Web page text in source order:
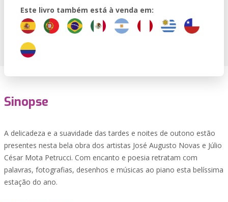
Este livro também está à venda em:
Sinopse
A delicadeza e a suavidade das tardes e noites de outono estão
presentes nesta bela obra dos artistas José Augusto Novas e Júlio
César Mota Petrucci. Com encanto e poesia retratam com
palavras, fotografias, desenhos e músicas ao piano esta belíssima
estação do ano.